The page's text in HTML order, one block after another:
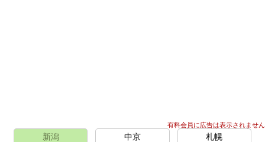
有料会員に広告は表示されません
新潟 中京 札幌